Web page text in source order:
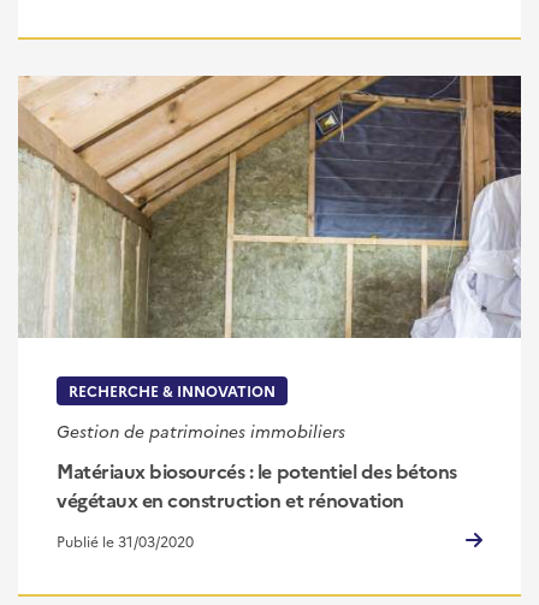
RECHERCHE & INNOVATION
Gestion de patrimoines immobiliers
Matériaux biosourcés : le potentiel des bétons
végétaux en construction et rénovation
Publié le 31/03/2020